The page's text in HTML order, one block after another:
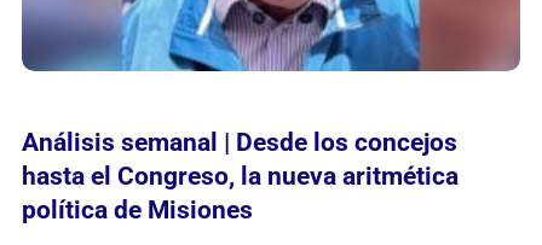
Análisis semanal | Desde los concejos
hasta el Congreso, la nueva aritmética
política de Misiones